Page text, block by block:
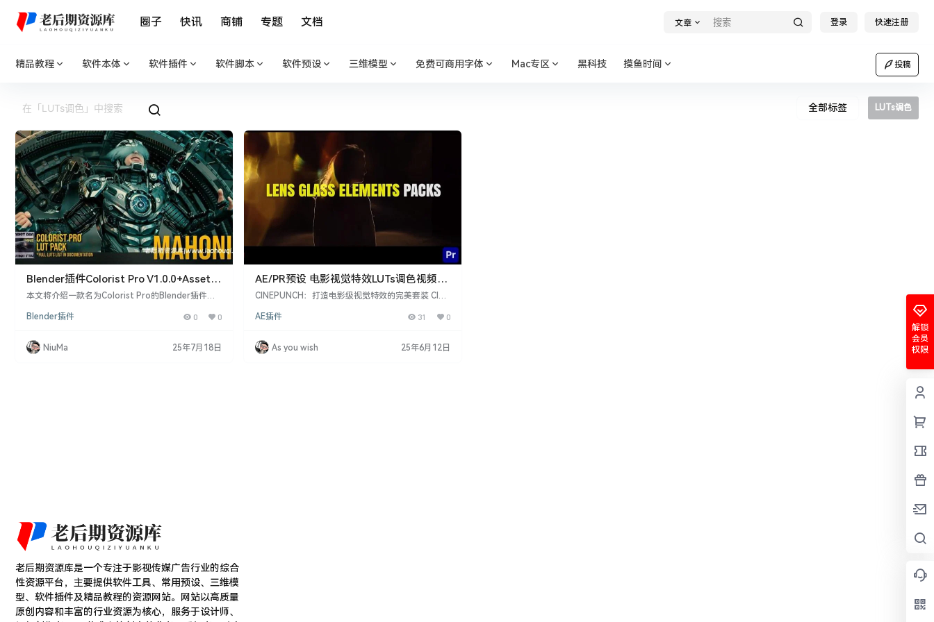
圈子 快讯 商铺 专题 文档 文章 登录 快速注册
精品教程 软件本体 软件插件 软件脚本 软件预设 三维模型 免费可商用字体 Mac专区 黑科技 摸鱼时间 投稿
全部标签 LUTs调色
Blender插件Colorist Pro V1.0.0+Asset预
设专业色彩分级LUTs调色工具
本文将介绍一款名为Colorist Pro的Blender插件，
分级，为您的Blender视口带来专业的色彩分级效
功能介绍： 实时色彩分级： Colorist Pro插件可以实
现实时色彩分级，让您可以在渲染过程中即时调整色
Blender插件 0 0
NiuMa 25年7月18日
AE/PR预设 电影视觉特效LUTs调色视频素
材音效套装 CINEPUNCH
CINEPUNCH：打造电影级视觉特效的完美套装 CINE
了超过9999种电影制作资源，包括PR视频转场、AE
动效果、漏光叠加、CineDust叠加、胶片颗粒叠加、
复古胶片帧叠加、雾气叠加、灯光叠加、变形耀斑叠
AE插件 31 0
As you wish 25年6月12日
解锁
会员
权限
老后期资源库是一个专注于影视传媒广告行业的综合
性资源平台，主要提供软件工具、常用预设、三维模
型、软件插件及精品教程的资源网站。网站以高质量
原创内容和丰富的行业资源为核心，服务于设计师、